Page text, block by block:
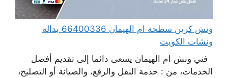
ونش كرين سطحة ام الهيمان 66400336 بدالة
ونشات الكويت
فني ونش ام الهيمان يسعى دائما إلى تقديم أفضل
الخدمات، من : خدمة النقل والرفع، والصيانة أو التصليح،